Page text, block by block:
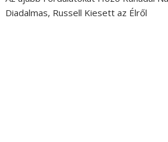
Diadalmas, Russell Kiesett az Élről